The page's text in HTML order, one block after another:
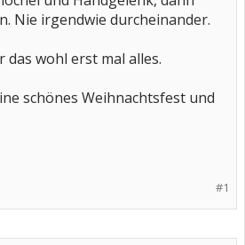
Nie irgendwie durcheinander.
das wohl erst mal alles.
schönes Weihnachtsfest und
#1